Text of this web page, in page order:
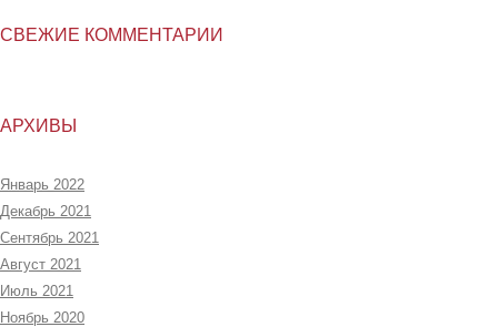
СВЕЖИЕ КОММЕНТАРИИ
АРХИВЫ
Январь 2022
Декабрь 2021
Сентябрь 2021
Август 2021
Июль 2021
Ноябрь 2020